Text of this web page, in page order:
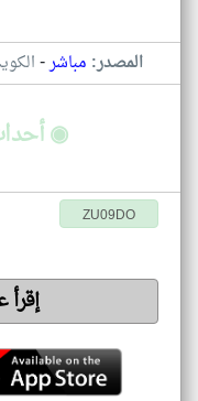
المصدر: مباشر-
◉
ZU09DO